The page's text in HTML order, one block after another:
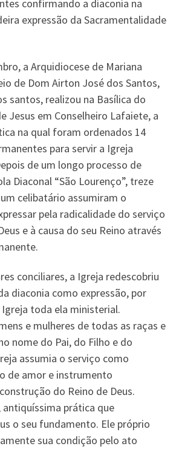
confirmando a diaconia na
expressão da Sacramentalidade
a Arquidiocese de Mariana
de Dom Airton José dos Santos,
santos, realizou na Basílica do
Jesus em Conselheiro Lafaiete, a
na qual foram ordenados 14
para servir a Igreja
de um longo processo de
Diaconal “São Lourenço”, treze
celibatário assumiram o
pela radicalidade do serviço
e à causa do seu Reino através
conciliares, a Igreja redescobriu
diaconia como expressão, por
Igreja toda ela ministerial.
e mulheres de todas as raças e
nome do Pai, do Filho e do
assumia o serviço como
de amor e instrumento
do Reino de Deus.
antiquíssima prática que
o seu fundamento. Ele próprio
sua condição pelo ato